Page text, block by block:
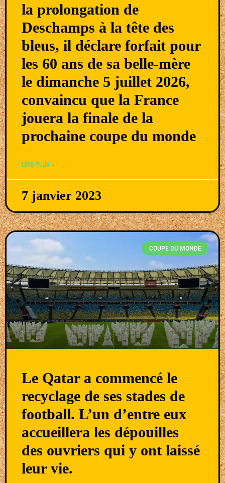
la prolongation de
Deschamps à la tête des
bleus, il déclare forfait pour
les 60 ans de sa belle-mère
le dimanche 5 juillet 2026,
convaincu que la France
jouera la finale de la
prochaine coupe du monde
LIRE PLUS »
7 janvier 2023
COUPE DU MONDE
Le Qatar a commencé le
recyclage de ses stades de
football. L’un d’entre eux
accueillera les dépouilles
des ouvriers qui y ont laissé
leur vie.